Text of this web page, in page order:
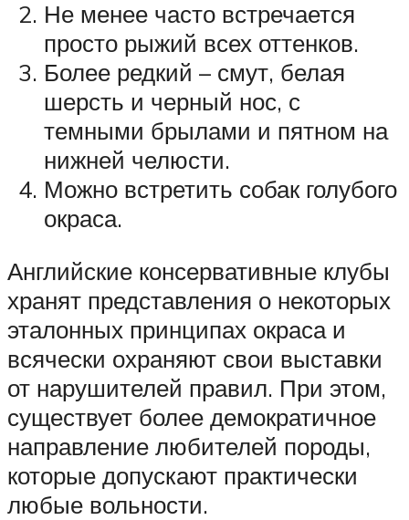
Не менее часто встречается
просто рыжий всех оттенков.
Более редкий – смут, белая
шерсть и черный нос, с
темными брылами и пятном на
нижней челюсти.
Можно встретить собак голубого
окраса.
Английские консервативные клубы
хранят представления о некоторых
эталонных принципах окраса и
всячески охраняют свои выставки
от нарушителей правил. При этом,
существует более демократичное
направление любителей породы,
которые допускают практически
любые вольности.